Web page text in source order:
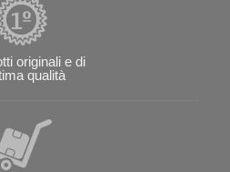
originali e di
qualità